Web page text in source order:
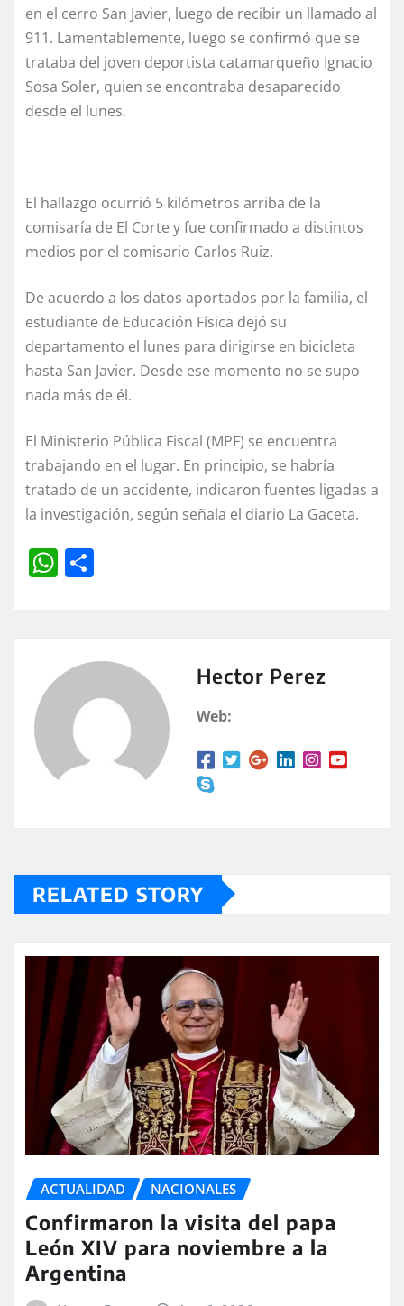
en el cerro San Javier, luego de recibir un llamado al
911. Lamentablemente, luego se confirmó que se
trataba del joven deportista catamarqueño Ignacio
Sosa Soler, quien se encontraba desaparecido
desde el lunes.
El hallazgo ocurrió 5 kilómetros arriba de la
comisaría de El Corte y fue confirmado a distintos
medios por el comisario Carlos Ruiz.
De acuerdo a los datos aportados por la familia, el
estudiante de Educación Física dejó su
departamento el lunes para dirigirse en bicicleta
hasta San Javier. Desde ese momento no se supo
nada más de él.
El Ministerio Pública Fiscal (MPF) se encuentra
trabajando en el lugar. En principio, se habría
tratado de un accidente, indicaron fuentes ligadas a
la investigación, según señala el diario La Gaceta.
W
A
p
rt
Hector Perez
Web:
RELATED STORY
ACTUALIDAD NACIONALES
Confirmaron la visita del papa
León XIV para noviembre a la
Argentina